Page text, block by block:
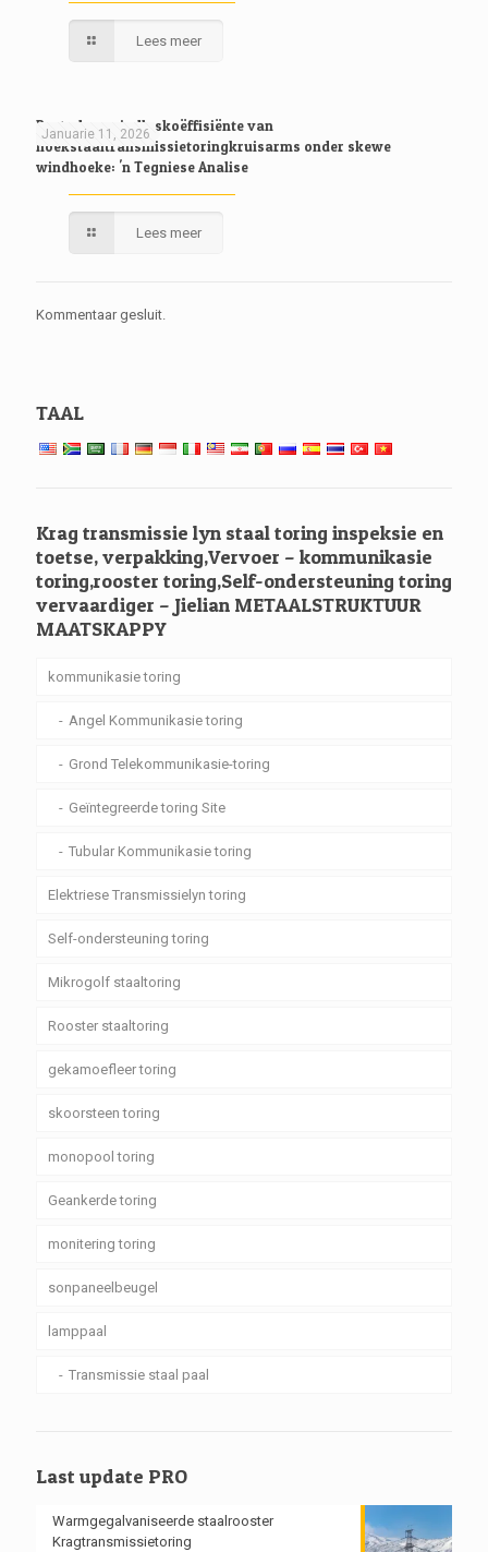
Lees meer
Januarie 11, 2026
Bestudeer windlaskoëffisiënte van
hoekstaaltransmissietoringkruisarms onder skewe
windhoeke: 'n Tegniese Analise
Lees meer
Kommentaar gesluit.
TAAL
Krag transmissie lyn staal toring inspeksie en
toetse, verpakking,Vervoer – kommunikasie
toring,rooster toring,Self-ondersteuning toring
vervaardiger – Jielian METAALSTRUKTUUR
MAATSKAPPY
kommunikasie toring
Angel Kommunikasie toring
Grond Telekommunikasie-toring
Geïntegreerde toring Site
Tubular Kommunikasie toring
Elektriese Transmissielyn toring
Self-ondersteuning toring
Mikrogolf staaltoring
Rooster staaltoring
gekamoefleer toring
skoorsteen toring
monopool toring
Geankerde toring
monitering toring
sonpaneelbeugel
lamppaal
Transmissie staal paal
Last update PRO
Warmgegalvaniseerde staalrooster
Kragtransmissietoring